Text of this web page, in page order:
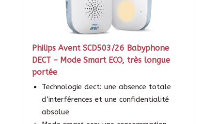
Philips Avent SCD503/26 Babyphone
DECT – Mode Smart ECO, très longue
portée
Technologie dect: une absence totale
d’interférences et une confidentialité
absolue